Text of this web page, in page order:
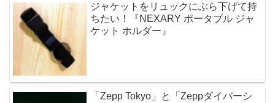
ジャケットをリュックにぶら下げて持
ちたい！『NEXARY ポータブル ジャ
ケット ホルダー』
「Zepp Tokyo」と「Zeppダイバーシ